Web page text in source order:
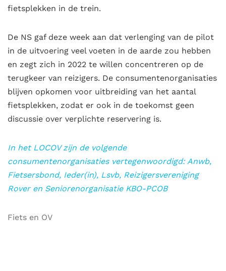
fietsplekken in de trein.
De NS gaf deze week aan dat verlenging van de pilot
in de uitvoering veel voeten in de aarde zou hebben
en zegt zich in 2022 te willen concentreren op de
terugkeer van reizigers. De consumentenorganisaties
blijven opkomen voor uitbreiding van het aantal
fietsplekken, zodat er ook in de toekomst geen
discussie over verplichte reservering is.
In het LOCOV zijn de volgende
consumentenorganisaties vertegenwoordigd: Anwb,
Fietsersbond, Ieder(in), Lsvb, Reizigersvereniging
Rover en Seniorenorganisatie KBO-PCOB
Fiets en OV